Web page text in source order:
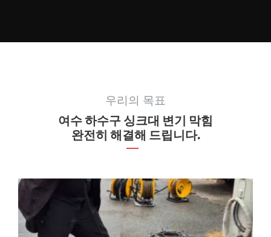
우리의 목표
여수 하수구 싱크대 변기 막힘
완전히 해결해 드립니다.